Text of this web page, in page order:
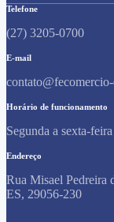
Telefone
(27) 3205-0700
E-mail
Horário de funcionamento
Segunda a sexta-
Endereço
Rua Misael Pedreira
ES, 29056-230